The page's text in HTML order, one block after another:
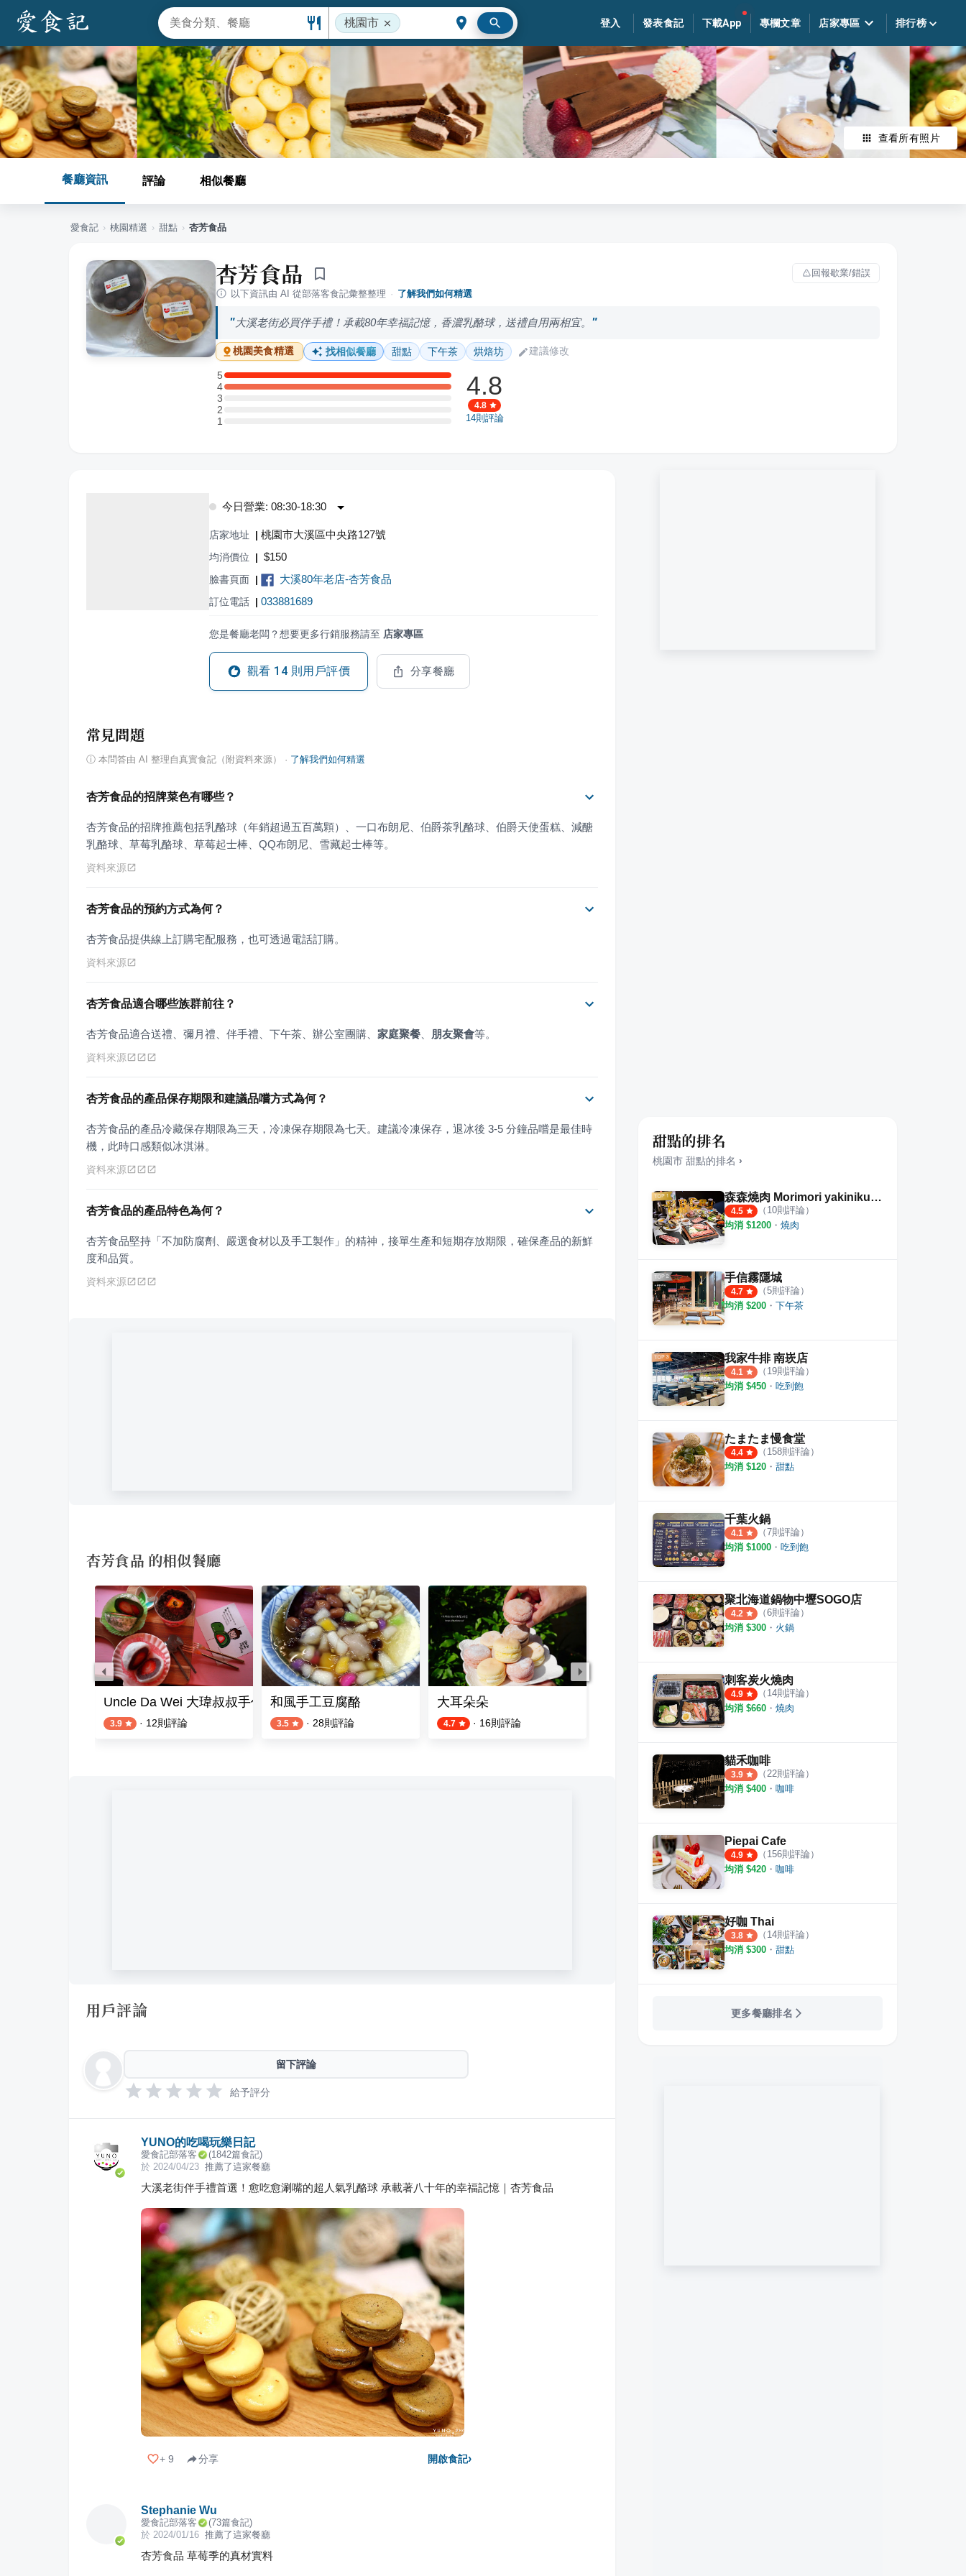
桃園市 登入 發表食記 下載App 專欄文章 店家專區 排行榜
查看所有照片
餐廳資訊 評論 相似餐廳
愛食記 › 桃園精選 › 甜點 › 杏芳食品
杏芳食品
回報歇業/錯誤
以下資訊由 AI 從部落客食記彙整整理 · 了解我們如何精選
大溪老街必買伴手禮！承載80年幸福記憶，香濃乳酪球，送禮自用兩相宜。
桃園美食精選 找相似餐廳 甜點 下午茶 烘焙坊 建議修改
5
5 星：2 則評論
4
4 星：2 則評論
3
3 星：0 則評論
2
2 星：0 則評論
11 星：0 則評論
4.8
4.8
14則評論
今日營業: 08:30-18:30
店家地址 | 桃園市大溪區中央路127號
均消價位 | $150
臉書頁面 | 大溪80年老店-杏芳食品
訂位電話 | 033881689
您是餐廳老闆？想要更多行銷服務請至 店家專區
觀看 14 則用戶評價 分享餐廳
常見問題
ⓘ 本問答由 AI 整理自真實食記（附資料來源） · 了解我們如何精選
杏芳食品的招牌菜色有哪些？
杏芳食品的招牌推薦包括乳酪球（年銷超過五百萬顆）、一口布朗尼、伯爵茶乳酪球、伯爵天使蛋糕、減醣
乳酪球、草莓乳酪球、草莓起士棒、QQ布朗尼、雪藏起士棒等。
資料來源
杏芳食品的預約方式為何？
杏芳食品提供線上訂購宅配服務，也可透過電話訂購。
資料來源
杏芳食品適合哪些族群前往？
杏芳食品適合送禮、彌月禮、伴手禮、下午茶、辦公室團購、 家庭聚餐 朋友聚會等。
資料來源
杏芳食品的產品保存期限和建議品嚐方式為何？
杏芳食品的產品冷藏保存期限為三天，冷凍保存期限為七天。建議冷凍保存，退冰後 3-5 分鐘品嚐是最佳時
機，此時口感類似冰淇淋。
資料來源
杏芳食品的產品特色為何？
杏芳食品堅持「不加防腐劑、嚴選食材以及手工製作」的精神，接單生產和短期存放期限，確保產品的新鮮
度和品質。
資料來源
杏芳食品 的相似餐廳
Rren Nougat 桃園桃鶯店Uncle Da Wei 大瑋叔叔手作大福
3.9 · 12則評論
和風手工豆腐酪
3.5 · 28則評論
大耳朵朵
4.7 · 16則評論
三合院手工蛋黃酥
11則評論
大溪賴祖傳豆花
用戶評論
留下評論
給予評分
YUNO的吃喝玩樂日記
愛食記部落客 (1842篇食記)
於 2024/04/23 推薦了這家餐廳
大溪老街伴手禮首選！愈吃愈涮嘴的超人氣乳酪球 承載著八十年的幸福記憶｜杏芳食品
+ 9 分享 開啟食記›
Stephanie Wu
愛食記部落客 (73篇食記)
於 2024/01/16 推薦了這家餐廳
杏芳食品 草莓季的真材實料
甜點的排名
桃園市 甜點的排名 ›
森森燒肉 Morimori yakiniku 春日店
4.5 （ 10則評論）
均消 $1200 ・ 燒肉
手信霧隱城
4.7 （5則評論）
均消 $200 ・ 下午茶
我家牛排 南崁店
4.1 （ 19則評論）
均消 $450 ・ 吃到飽
たまたま慢食堂
4.4 （ 158則評論）
均消 $120 ・ 甜點
千葉火鍋
4.1 （7則評論）
均消 $1000 ・ 吃到飽
聚北海道鍋物中壢SOGO店
4.2 （6則評論）
均消 $300 ・ 火鍋
刺客炭火燒肉
4.9 （ 14則評論）
均消 $660 ・ 燒肉
貓禾咖啡
3.9 （22則評論）
均消 $400 ・ 咖啡
Piepai Cafe
4.9 （ 156則評論）
均消 $420 ・ 咖啡
好咖 Thai
3.8 （ 14則評論）
均消 $300 ・ 甜點
更多餐廳排名